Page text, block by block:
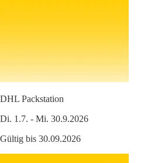
DHL Packstation
Di. 1.7. - Mi. 30.9.2026
Gültig bis 30.09.2026